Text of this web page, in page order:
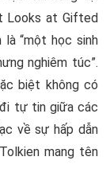
Looks at Gifted
là “một học sinh
nghiêm túc”.
biệt không có
đi tự tin giữa các
về sự hấp dẫn
mang tên